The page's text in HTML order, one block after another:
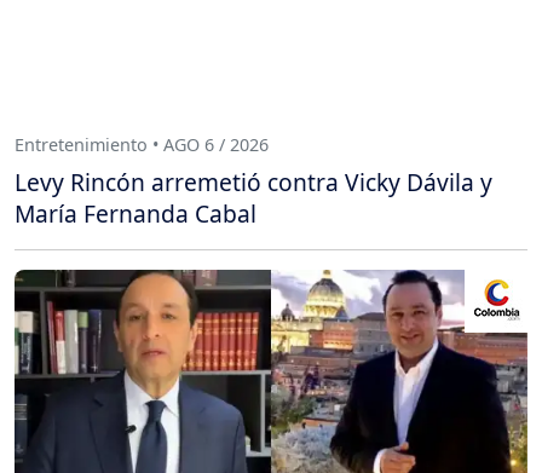
Entretenimiento • AGO 6 / 2026
Levy Rincón arremetió contra Vicky Dávila y
María Fernanda Cabal